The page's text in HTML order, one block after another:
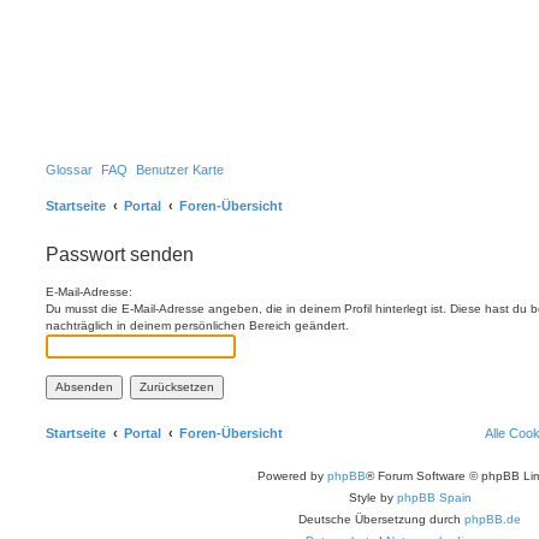
Glossar FAQ Benutzer Karte
Startseite Portal Foren-Übersicht
Passwort senden
E-Mail-Adresse:
Du musst die E-Mail-Adresse angeben, die in deinem Profil hinterlegt ist. Diese hast du
nachträglich in deinem persönlichen Bereich geändert.
Startseite Portal Foren-Übersicht Alle
Powered by phpBB® Forum Software © phpBB
Style by phpBB Spain
Deutsche Übersetzung durch phpBB.de